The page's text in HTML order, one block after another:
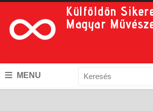
Külföldön
Magyar
MENU